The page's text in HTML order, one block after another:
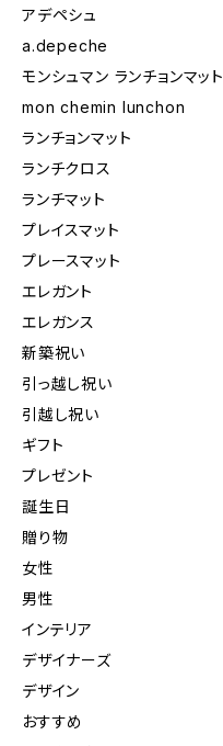
アデペシュ
a.depeche
モンシュマン ランチョンマット
mon chemin lunchon
ランチョンマット
ランチクロス
ランチマット
プレイスマット
プレースマット
エレガント
エレガンス
新築祝い
引っ越し祝い
引越し祝い
ギフト
プレゼント
誕生日
贈り物
女性
男性
インテリア
デザイナーズ
デザイン
おすすめ